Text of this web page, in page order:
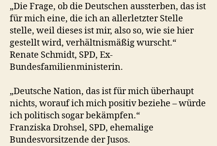
„Die Frage, ob die Deutschen aussterben, das ist
für mich eine, die ich an allerletzter Stelle
stelle, weil dieses ist mir, also so, wie sie hier
gestellt wird, verhältnismäßig wurscht.“
Renate Schmidt, SPD, Ex-
Bundesfamilienministerin.
„Deutsche Nation, das ist für mich überhaupt
nichts, worauf ich mich positiv beziehe – würde
ich politisch sogar bekämpfen.“
Franziska Drohsel, SPD, ehemalige
Bundesvorsitzende der Jusos.